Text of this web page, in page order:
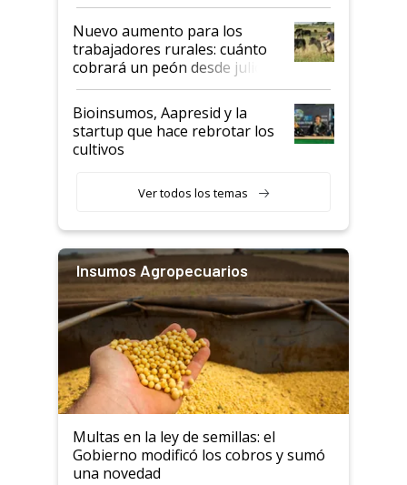
Nuevo aumento para los
trabajadores rurales: cuánto
cobrará un peón desde julio
Bioinsumos, Aapresid y la
startup que hace rebrotar los
cultivos
Ver todos los temas
Insumos Agropecuarios
Multas en la ley de semillas: el
Gobierno modificó los cobros y sumó
una novedad